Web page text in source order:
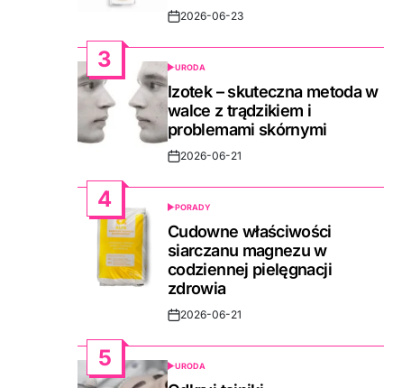
Post2026-06-23
3
POSTED
IN
URODA
Izotek – skuteczna metoda w
walce z trądzikiem i
problemami skórnymi
Post2026-06-21
4
POSTED
IN
PORADY
Cudowne właściwości
siarczanu magnezu w
codziennej pielęgnacji
zdrowia
Post2026-06-21
5
POSTED
IN
URODA